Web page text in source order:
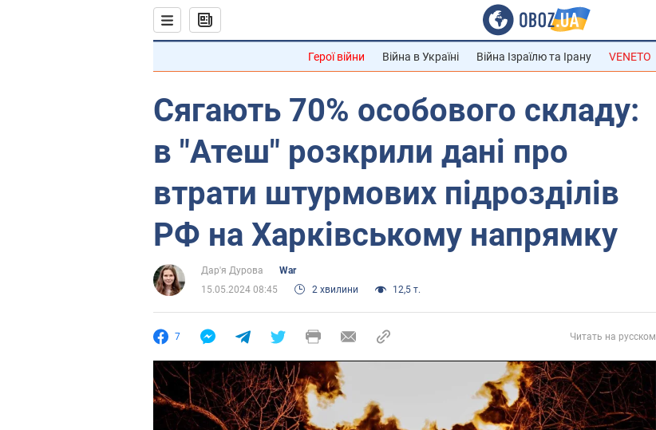
Герої війни Війна в Україні Війна Ізраїлю та Ірану VENETO
Сягають 70% особового складу:
в "Атеш" розкрили дані про
втрати штурмових підрозділів
РФ на Харківському напрямку
Дар'я Дурова
War
15.05.2024 08:45
2 хвилини 12,5 т.
7 Читать на русском